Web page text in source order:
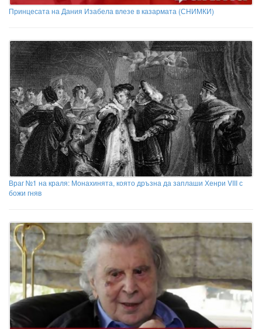
Принцесата на Дания Изабела влезе в казармата (СНИМКИ)
Враг №1 на краля: Монахинята, която дръзна да заплаши Хенри VIII с
божи гняв